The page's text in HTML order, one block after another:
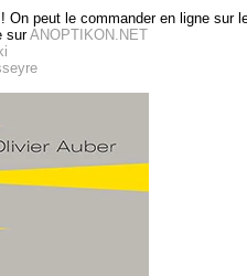
peut le commander en ligne sur
surANOPTIKON.NET